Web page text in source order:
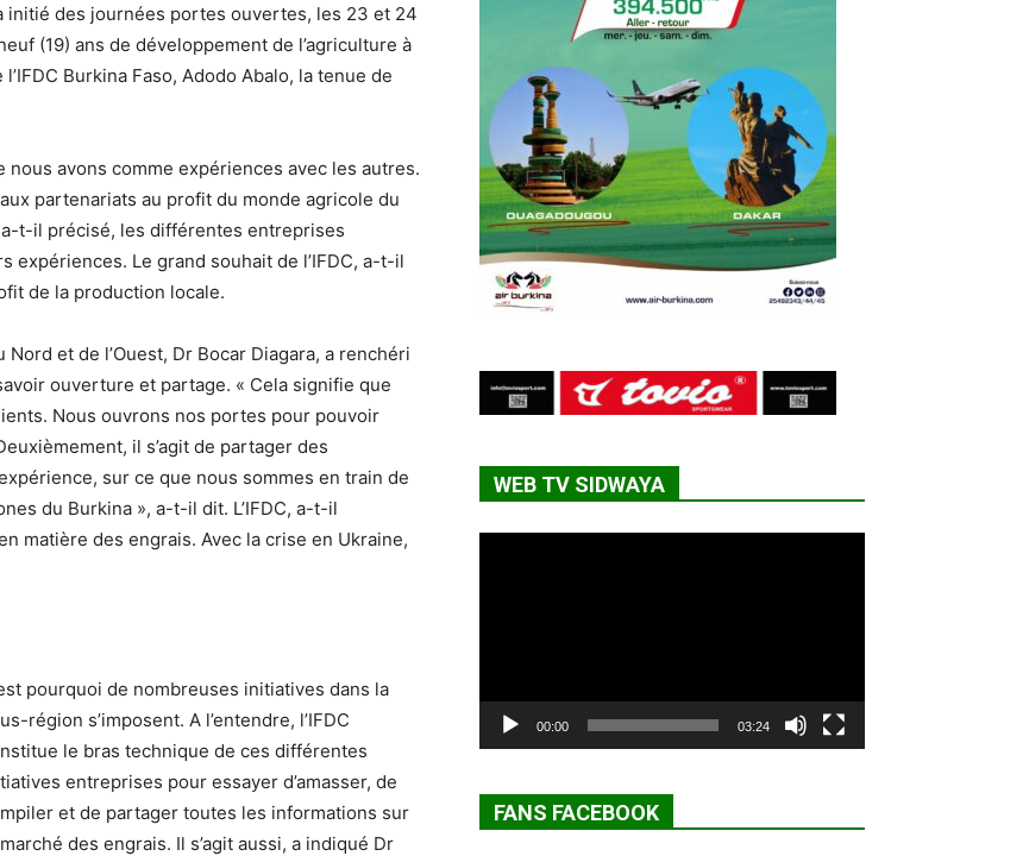
initié des journées portes ouvertes, les 23 et 24
(19) ans de développement de l’agriculture à
Burkina Faso, Adodo Abalo, la tenue de
avons comme expériences avec les autres.
partenariats au profit du monde agricole du
t-il précisé, les différentes entreprises
Le grand souhait de l’IFDC, a-t-il
de la production locale.
et de l’Ouest, Dr Bocar Diagara, a renchéri
ouverture et partage. « Cela signifie que
Nous ouvrons nos portes pour pouvoir
il s’agit de partager des
sur ce que nous sommes en train de
du Burkina », a-t-il dit. L’IFDC, a-t-il
matière des engrais. Avec la crise en Ukraine,
pourquoi de nombreuses initiatives dans la
région s’imposent. A l’entendre, l’IFDC
le bras technique de ces différentes
entreprises pour essayer d’amasser, de
et de partager toutes les informations sur
des engrais. Il s’agit aussi, a indiqué Dr
WEB TV SIDWAYA
00:00 03:24
FANS FACEBOOK